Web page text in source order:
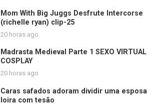
Mom With Big Juggs Desfrute Intercorse
(richelle ryan) clip-25
20 horas ago
Madrasta Medieval Parte 1 SEXO VIRTUAL
COSPLAY
20 horas ago
Caras safados adoram dividir uma esposa
loira com tesão